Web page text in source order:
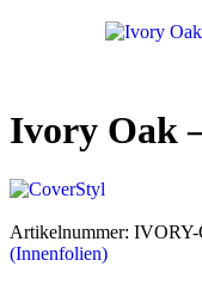
Ivory Oak
Artikelnummer:
(Innenfolien)